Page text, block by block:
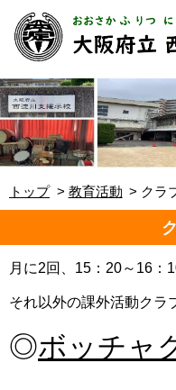
トップ 教育活動 クラ
月に2回、15：20～16：
それ以外の課外活動クラ
◎ボッチャ